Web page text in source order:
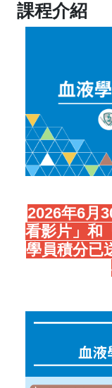
課程介紹
2026年6月
看影片」和
學員積分已